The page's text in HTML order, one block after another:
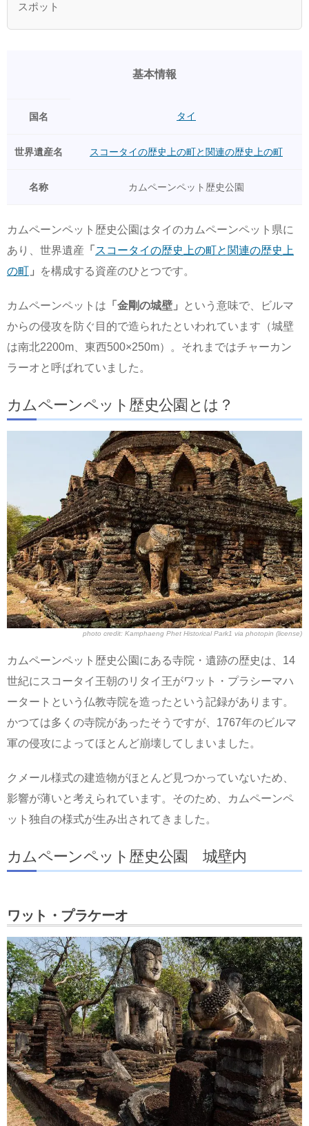
スポット
基本情報
国名 タイ
世界遺産名 スコータイの歴史上の町と関連の歴史上の町
名称 カムペーンペット歴史公園
カムペーンペット歴史公園はタイのカムペーンペット県に
あり、世界遺産 「 スコータイの歴史上の町と関連の歴史上
の町 」 を構成する資産のひとつです。
カムペーンペットは 「金剛の城壁」
という意味で、ビルマ
からの侵攻を防ぐ目的で造られたといわれています（城壁
は南北2200m、東西500×250m）。それまではチャーカン
ラーオと呼ばれていました。
カムペーンペット歴史公園とは？
photo credit: Kamphaeng Phet Historical Park1 via photopin (license)
カムペーンペット歴史公園にある寺院・遺跡の歴史は、14
世紀にスコータイ王朝のリタイ王がワット・プラシーマハ
ータートという仏教寺院を造ったという記録があります。
かつては多くの寺院があったそうですが、1767年のビルマ
軍の侵攻によってほとんど崩壊してしまいました。
クメール様式の建造物がほとんど見つかっていないため、
影響が薄いと考えられています。そのため、カムペーンペ
ット独自の様式が生み出されてきました。
カムペーンペット歴史公園 城壁内
ワット・プラケーオ